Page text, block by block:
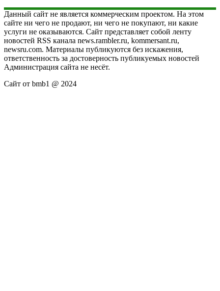
Данный сайт не является коммерческим проектом. На этом
сайте ни чего не продают, ни чего не покупают, ни какие
услуги не оказываются. Сайт представляет собой ленту
новостей RSS канала news.rambler.ru, kommersant.ru,
newsru.com. Материалы публикуются без искажения,
ответственность за достоверность публикуемых новостей
Администрация сайта не несёт.
Сайт от bmb1 @ 2024